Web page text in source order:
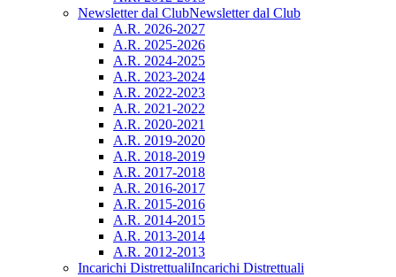
Newsletter dal ClubNewsletter dal Club
A.R. 2026-2027
A.R. 2025-2026
A.R. 2024-2025
A.R. 2023-2024
A.R. 2022-2023
A.R. 2021-2022
A.R. 2020-2021
A.R. 2019-2020
A.R. 2018-2019
A.R. 2017-2018
A.R. 2016-2017
A.R. 2015-2016
A.R. 2014-2015
A.R. 2013-2014
A.R. 2012-2013
Incarichi DistrettualiIncarichi Distrettuali